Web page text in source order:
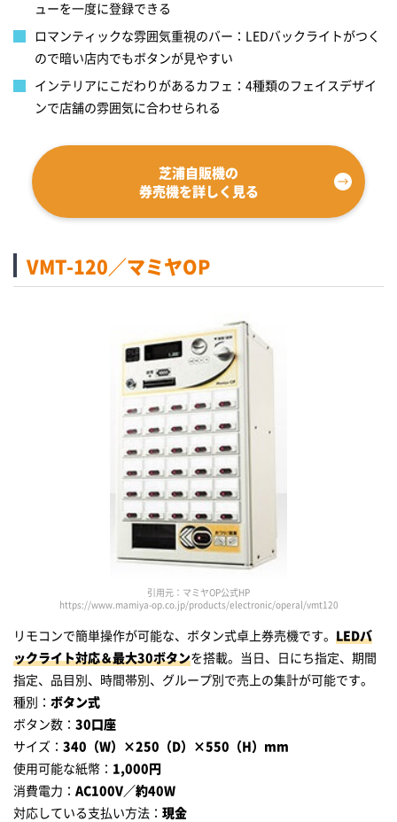
ューを一度に登録できる
ロマンティックな雰囲気重視のバー：LEDバックライトがつく
ので暗い店内でもボタンが見やすい
インテリアにこだわりがあるカフェ：4種類のフェイスデザイ
ンで店舗の雰囲気に合わせられる
芝浦自販機の
券売機を詳しく見る
VMT-120／マミヤOP
引用元：マミヤOP公式HP
https://www.mamiya-op.co.jp/products/electronic/operal/vmt120
リモコンで簡単操作が可能な、ボタン式卓上券売機です。 LEDバ
ックライト対応＆最大30ボタンを搭載。当日、日にち指定、期間
指定、品目別、時間帯別、グループ別で売上の集計が可能です。
種別： ボタン式
ボタン数： 30口座
サイズ： 340（W）×250（D）×550（H）mm
使用可能な紙幣： 1,000円
消費電力： AC100V／約40W
対応している支払い方法： 現金